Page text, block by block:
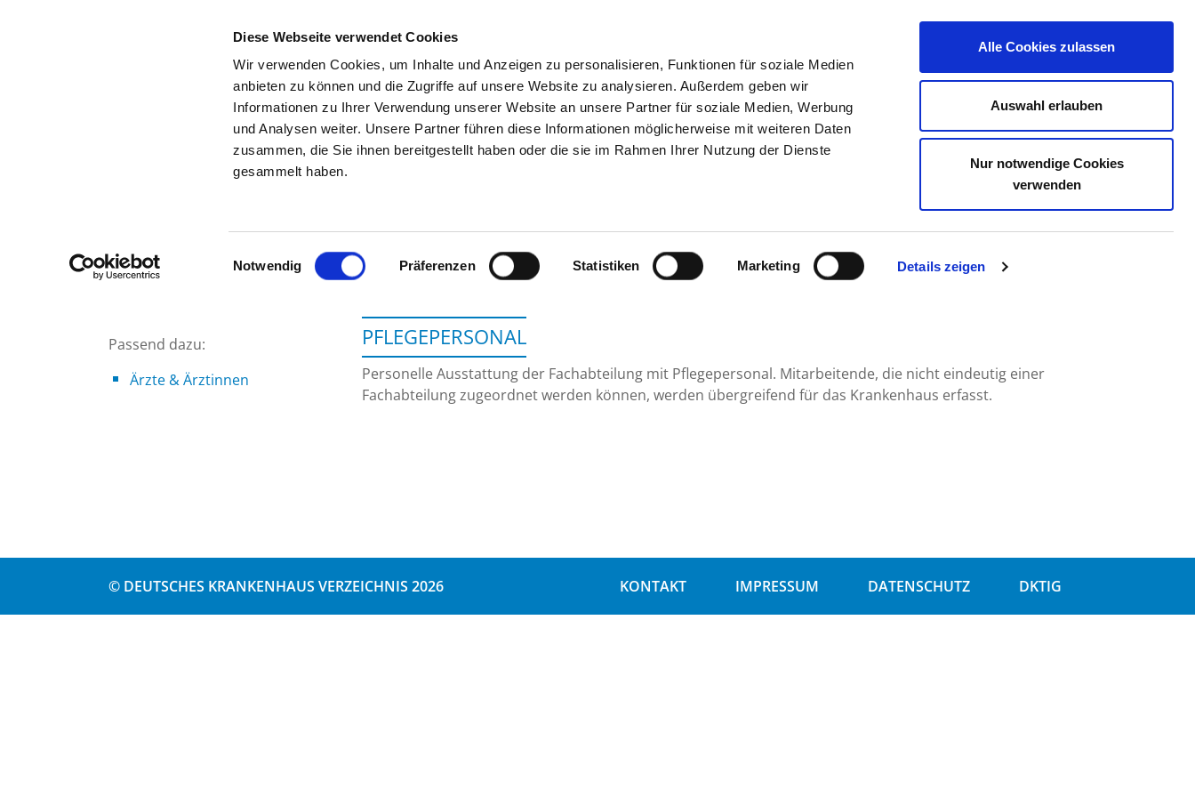
Diese Webseite verwendet Cookies
Wir verwenden Cookies, um Inhalte und Anzeigen zu personalisieren, Funktionen für soziale Medien
anbieten zu können und die Zugriffe auf unsere Website zu analysieren. Außerdem geben wir
Informationen zu Ihrer Verwendung unserer Website an unsere Partner für soziale Medien, Werbung
und Analysen weiter. Unsere Partner führen diese Informationen möglicherweise mit weiteren Daten
zusammen, die Sie ihnen bereitgestellt haben oder die sie im Rahmen Ihrer Nutzung der Dienste
gesammelt haben.
Einwilligungsauswahl
Notwendig Präferenzen Statistiken Marketing Details zeigen
Alle Cookies zulassen
Auswahl erlauben
Nur notwendige Cookies
verwenden
SUCHEN TIPPS & HILFE DAS DKV STELLENBÖRSE KONTAKT IHRE MEINUNG
Startseite der Fachabteilung
Passend dazu:
Ärzte & Ärztinnen
PFLEGEPERSONAL
Personelle Ausstattung der Fachabteilung mit Pflegepersonal. Mitarbeitende, die nicht eindeutig einer
Fachabteilung zugeordnet werden können, werden übergreifend für das Krankenhaus erfasst.
© DEUTSCHES KRANKENHAUS VERZEICHNIS 2026 KONTAKT IMPRESSUM DATENSCHUTZ DKTIG